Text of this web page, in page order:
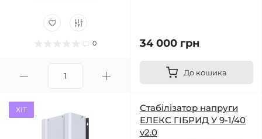
0 34 000 грн
До кошика
ХІТ
Стабілізатор напруги
ЕЛЕКС ГІБРИД У 9-1/40
v2.0